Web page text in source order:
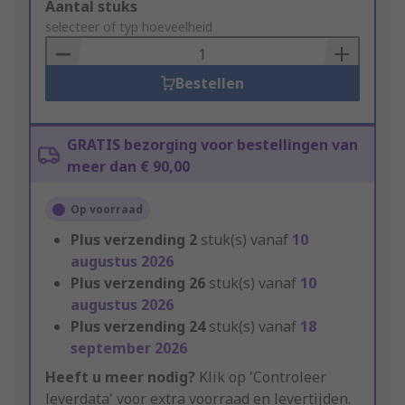
Add
to
Basket
Aantal stuks
selecteer of typ hoeveelheid
Bestellen
GRATIS bezorging voor bestellingen van
meer dan € 90,00
Op voorraad
Plus verzending 2 stuk(s) vanaf 10
augustus 2026
Plus verzending 26 stuk(s) vanaf 10
augustus 2026
Plus verzending 24stuk(s) vanaf 18
september 2026
Heeft u meer nodig? Klik op 'Controleer
leverdata' voor extra voorraad en levertijden.